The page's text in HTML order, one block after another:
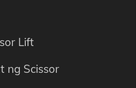
Lift
ng Scissor